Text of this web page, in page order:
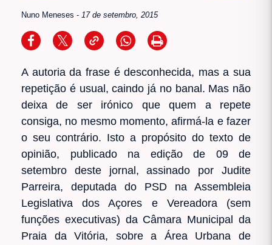
Nuno Meneses - 17 de setembro, 2015
A autoria da frase é desconhecida, mas a sua
repetição é usual, caindo já no banal. Mas não
deixa de ser irónico que quem a repete
consiga, no mesmo momento, afirmá-la e fazer
o seu contrário. Isto a propósito do texto de
opinião, publicado na edição de 09 de
setembro deste jornal, assinado por Judite
Parreira, deputada do PSD na Assembleia
Legislativa dos Açores e Vereadora (sem
funções executivas) da Câmara Municipal da
Praia da Vitória, sobre a Área Urbana de